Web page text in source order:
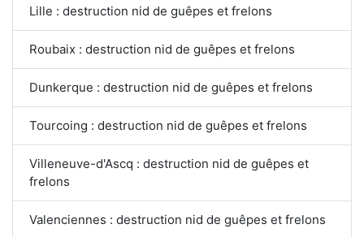
Lille : destruction nid de guêpes et frelons
Roubaix : destruction nid de guêpes et frelons
Dunkerque : destruction nid de guêpes et frelons
Tourcoing : destruction nid de guêpes et frelons
Villeneuve-d'Ascq : destruction nid de guêpes et
frelons
Valenciennes : destruction nid de guêpes et frelons